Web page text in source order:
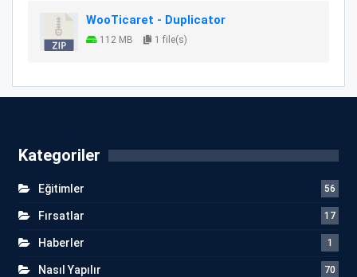
WooTicaret - Duplicator
112 MB 1 file(s)
Kategoriler
Eğitimler 56
Fırsatlar 17
Haberler 1
Nasıl Yapılır 70